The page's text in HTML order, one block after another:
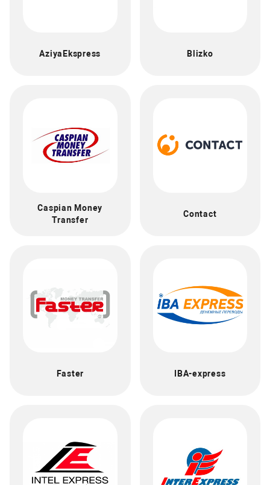
AziyaEkspress Blizko
Caspian Money
Transfer
Contact
Faster IBA-express